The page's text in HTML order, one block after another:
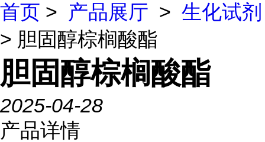
首页 > 产品展厅 > 生化试剂
> 胆固醇棕榈酸酯
胆固醇棕榈酸酯
2025-04-28
产品详情